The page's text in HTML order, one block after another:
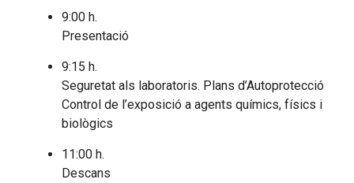
9:00 h.
Presentació
9:15 h.
Seguretat als laboratoris. Plans d’Autoprotecció
Control de l’exposició a agents químics, físics i
biològics
11:00 h.
Descans